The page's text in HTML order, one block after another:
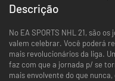
Descrição
No EA SPORTS NHL 21, são
valem celebrar. Você poderá
mais revolucionários da liga.
faz com que a jornada p/ se
mais envolvente do que